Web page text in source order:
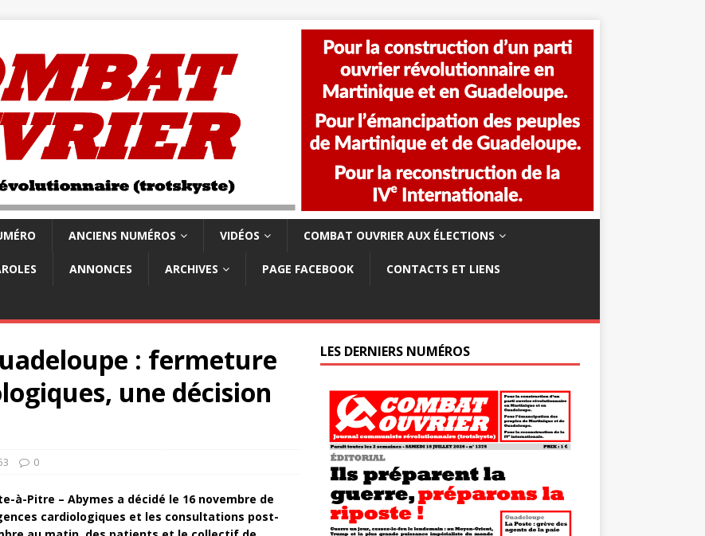
ANCIENS NUMÉROS VIDÉOS COMBAT OUVRIER AUX ÉLECTIONS
ANNONCES ARCHIVES PAGE FACEBOOK CONTACTS ET LIENS
: fermeture
une décision
0
à-Pitre – Abymes a décidé le 16 novembre de
cardiologiques et les consultations post-
LES DERNIERS NUMÉROS